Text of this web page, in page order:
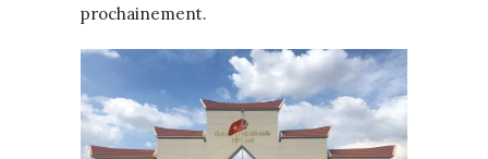
prochainement.